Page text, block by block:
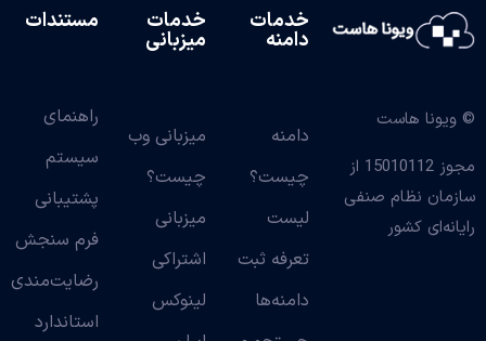
© ویونا هاست
مجوز 15010112 از
سازمان نظام صنفی
رایانه‌ای کشور
خدمات
دامنه
دامنه
چیست؟
لیست
تعرفه ثبت
دامنه‌ها
خدمات
میزبانی
میزبانی وب
چیست؟
میزبانی
اشتراکی
لینوکس
مستندات
راهنمای
سیستم
پشتیبانی
فرم سنجش
رضایت‌مندی
استاندارد